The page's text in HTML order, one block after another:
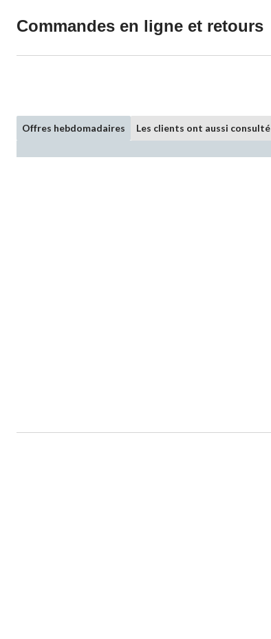
Commandes en ligne et retours
Offres hebdomadaires Les clients ont aussi consulté